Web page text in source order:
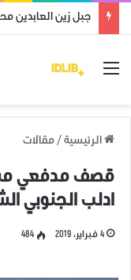
جبل زين العابدين
القائمة
الرئيسية / مقالات
قصف مدفعي
ادلب الجنوبي
4 فبراير، 2019 484